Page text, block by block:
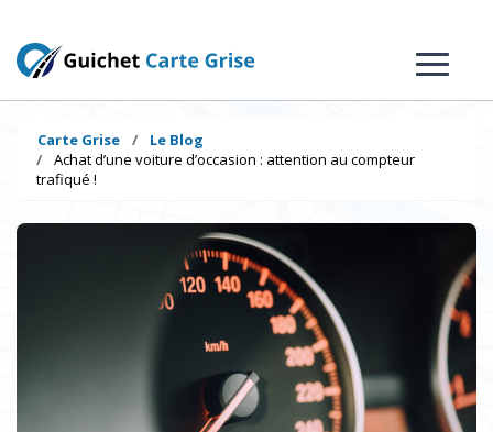
Carte Grise
Le Blog
Achat d’une voiture d’occasion : attention au compteur
trafiqué !